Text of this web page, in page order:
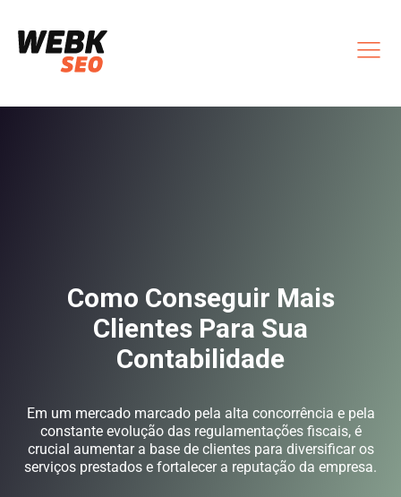
Como Conseguir Mais
Clientes Para Sua
Contabilidade
Em um mercado marcado pela alta concorrência e pela
constante evolução das regulamentações fiscais, é
crucial aumentar a base de clientes para diversificar os
serviços prestados e fortalecer a reputação da empresa.